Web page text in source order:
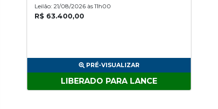
Leilão: 21/08/2026 às 11h00
R$ 63.400,00
PRÉ-VISUALIZAR
LIBERADO PARA LANCE